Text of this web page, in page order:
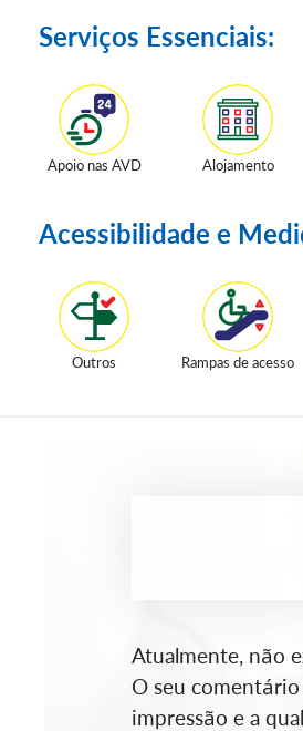
Serviços Essenciais:
Apoio nas AVD Alojamento
Acessibilidade e
Outros Rampas de acesso
Atualmente, não
O seu
impressão e a